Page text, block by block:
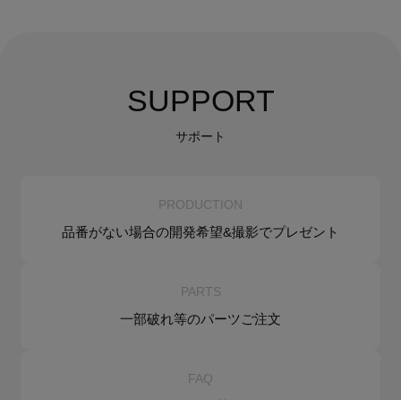
SUPPORT
サポート
PRODUCTION
品番がない場合の開発希望&撮影でプレゼント
PARTS
一部破れ等のパーツご注文
FAQ